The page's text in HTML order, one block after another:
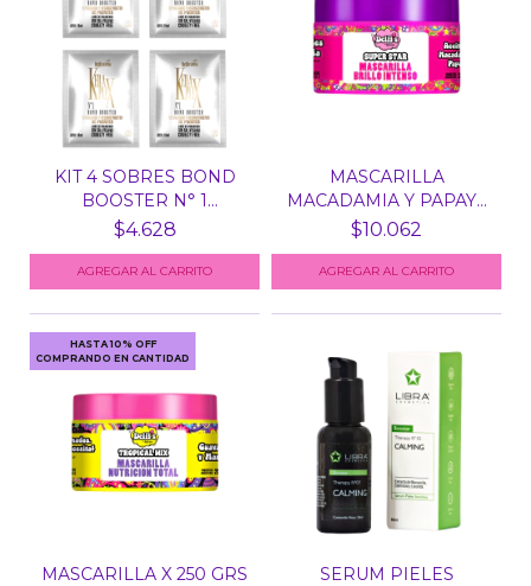
KIT 4 SOBRES BOND
BOOSTER N° 1
KERAPLEX...
$4.628
MASCARILLA
MACADAMIA Y PAPAYA
SUPER STAR...
$10.062
HASTA 10% OFF
COMPRANDO EN CANTIDAD
MASCARILLA X 250 GRS
SERUM PIELES